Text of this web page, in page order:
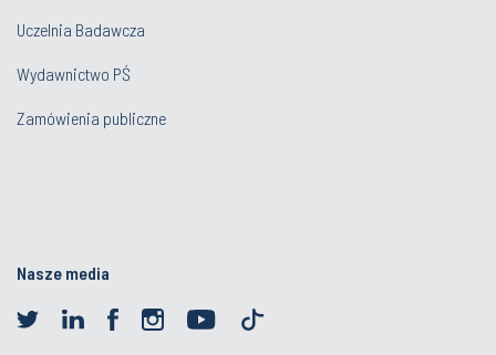
Uczelnia Badawcza
Wydawnictwo PŚ
Zamówienia publiczne
Nasze media